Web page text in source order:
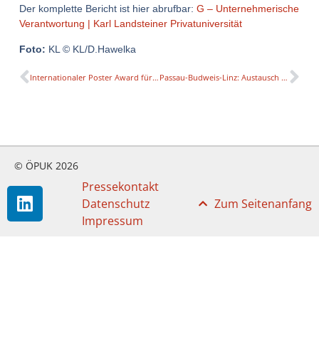
Der komplette Bericht ist hier abrufbar: G – Unternehmerische
Verantwortung | Karl Landsteiner Privatuniversität
Foto: KL © KL/D.Hawelka
Internationaler Poster Award für Forschung im Sportklettern Passau-Budweis-Linz: Austausch zur Zukunft theologischer Bildung.
© ÖPUK 2026
Pressekontakt
Datenschutz
Impressum
Zum Seitenanfang